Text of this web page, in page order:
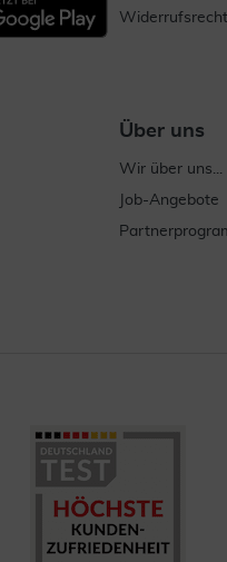
Widerrufsrecht
Über uns
Wir über uns...
Job-Angebote